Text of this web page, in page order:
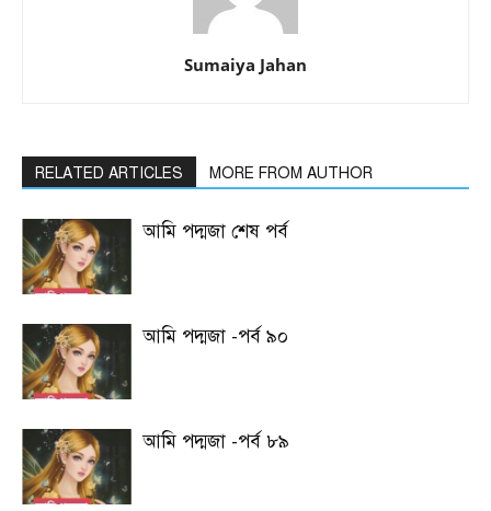
Sumaiya Jahan
RELATED ARTICLES MORE FROM AUTHOR
আমি পদ্মজা শেষ পর্ব
আমি পদ্মজা -পর্ব ৯০
আমি পদ্মজা -পর্ব ৮৯